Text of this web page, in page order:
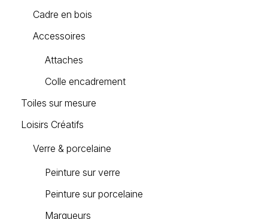
Cadre en bois
Accessoires
Attaches
Colle encadrement
Toiles sur mesure
Loisirs Créatifs
Verre & porcelaine
Peinture sur verre
Peinture sur porcelaine
Marqueurs